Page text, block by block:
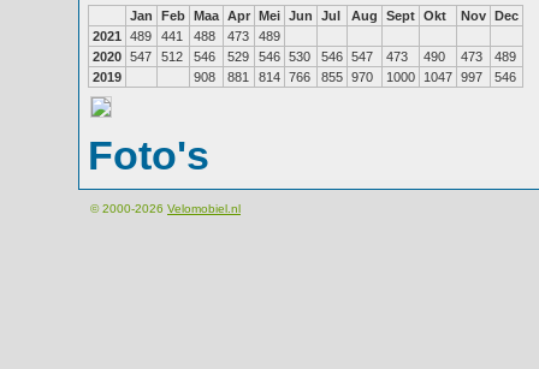
Jan Feb Maa Apr Mei Jun Jul Aug Sept Okt Nov Dec
2021
489 441 488 473
489
2020 547 512 546 529 546 530 546 547 473 490 473
489
2019
908 881 814 766 855 970 1000 1047 997 546
Foto's
© 2000-2026 Velomobiel.nl